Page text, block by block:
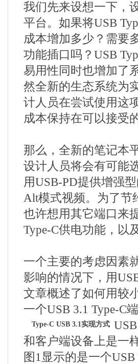
我们先来设想一下，
平台。如果将USB
成本增加多少？需要
功能插口吗？USB
易用性同时也增加了
然全新的生态系统为
计人员在尝试使用这
成本保持在可以接受
那么，全新的笔记本
设计人员将会有可能
用USB-PD提供增强
Alt模式视频。为了节
也许想用其它端口来
Type-C供电功能，以
一个主要的考虑因素
影响的情况下，用
文章概述了如何用较
一个USB 3.1 Type-C端
Type-C USB 3.1实现方式
和客户端设备上是一
图1显示的是一个